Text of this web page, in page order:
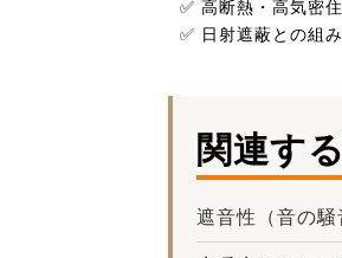
✅ 高断熱・高気密
✅ 日射遮蔽との組
関連す
遮音性（音の